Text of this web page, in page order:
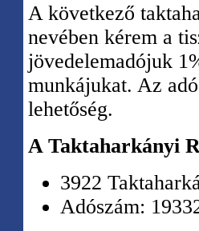
A következő
nevében kérem a
jövedelemadójuk
munkájukat. Az
lehetőség.
A Taktaharkányi
3922
Adószám: